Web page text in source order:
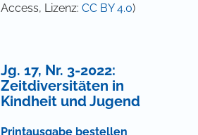
Access, Lizenz: CC BY 4.0)
Jg. 17, Nr. 3-2022:
Zeitdiversitäten in
Kindheit und Jugend
Printausgabe bestellen